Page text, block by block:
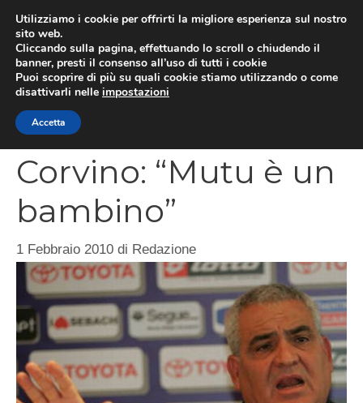
contenuto
Corvino: “Mutu è un
bambino”
1 Febbraio 2010 di Redazione
Utilizziamo i cookie per offrirti la migliore esperienza sul nostro
sito web.
Cliccando sulla pagina, effettuando lo scroll o chiudendo il
banner, presti il consenso all’uso di tutti i cookie
Puoi scoprire di più su quali cookie stiamo utilizzando o come
disattivarli nelle impostazioni
Accetta